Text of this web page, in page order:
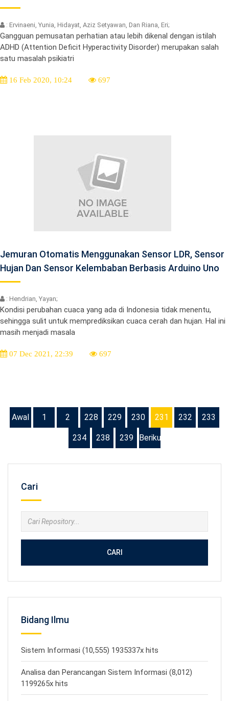
: Ervinaeni, Yunia, Hidayat, Aziz Setyawan, Dan Riana, Eri;
Gangguan pemusatan perhatian atau lebih dikenal dengan istilah
ADHD (Attention Deficit Hyperactivity Disorder) merupakan salah
satu masalah psikiatri
16 Feb 2020, 10:24 697
Jemuran Otomatis Menggunakan Sensor LDR, Sensor
Hujan Dan Sensor Kelembaban Berbasis Arduino Uno
: Hendrian, Yayan;
Kondisi perubahan cuaca yang ada di Indonesia tidak menentu,
sehingga sulit untuk memprediksikan cuaca cerah dan hujan. Hal ini
masih menjadi masala
07 Dec 2021, 22:39 697
Awal 1 2 228 229 230 231 232 233
234 238 239 Berikutnya
Cari
CARI
Bidang Ilmu
Sistem Informasi (10,555) 1935337x hits
Analisa dan Perancangan Sistem Informasi (8,012)
1199265x hits